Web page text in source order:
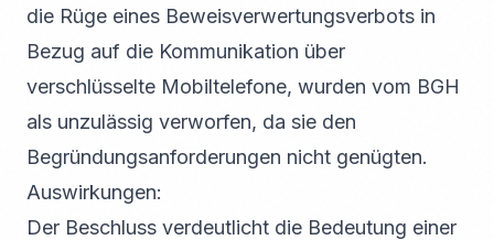
die Rüge eines Beweisverwertungsverbots in
Bezug auf die Kommunikation über
verschlüsselte Mobiltelefone, wurden vom BGH
als unzulässig verworfen, da sie den
Begründungsanforderungen nicht genügten.
Auswirkungen:
Der Beschluss verdeutlicht die Bedeutung einer